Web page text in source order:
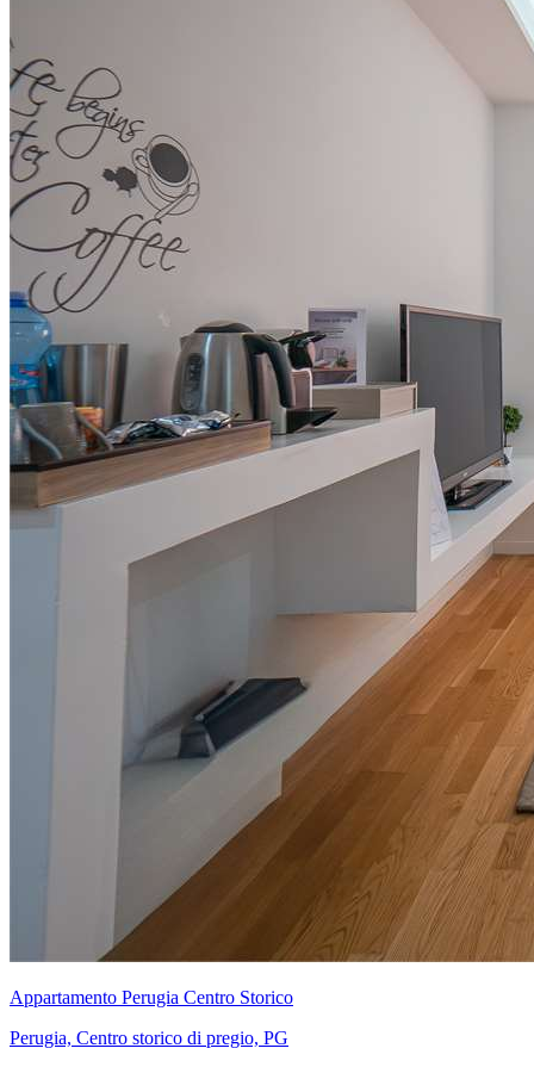
Appartamento Perugia Centro Storico
Perugia, Centro storico di pregio, PG